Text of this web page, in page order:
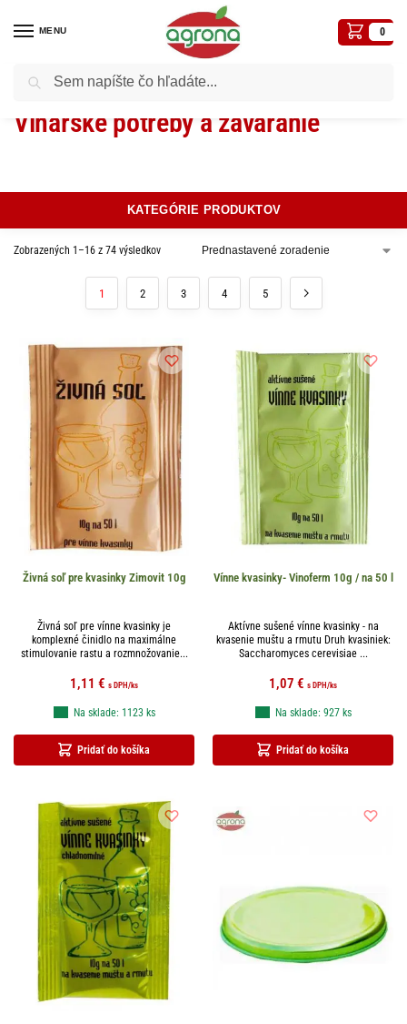
MENU 0
Domov Vinárske potreby a zaváranie
Vinárske potreby a zaváranie
KATEGÓRIE PRODUKTOV
Zobrazených 1–16 z 74 výsledkov
1 2 3 4 5
Živná soľ pre kvasinky Zimovit 10g
Živná soľ pre vínne kvasinky je
komplexné činidlo na maximálne
stimulovanie rastu a rozmnožovanie...
1,11 € s DPH /ks
Pridať do košíka
Na sklade: 1123 ks
Vínne kvasinky- Vinoferm 10g / na 50 l
Aktívne sušené vínne kvasinky - na
kvasenie muštu a rmutu Druh kvasiniek:
Saccharomyces cerevisiae ...
1,07 € s DPH /ks
Pridať do košíka
Na sklade: 927 ks